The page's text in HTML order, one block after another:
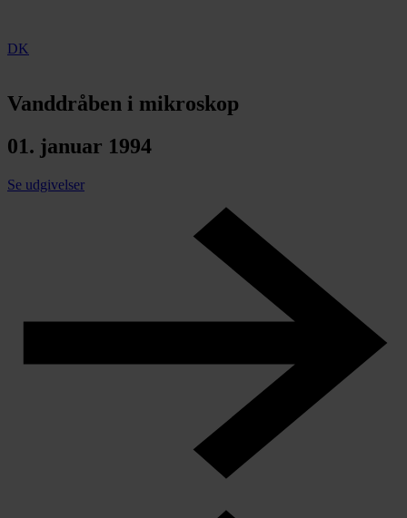
DK
Vanddråben i mikroskop
01. januar 1994
Se udgivelser